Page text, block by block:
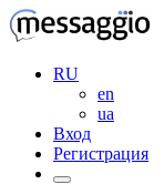
RU
en
ua
Вход
Регистрация